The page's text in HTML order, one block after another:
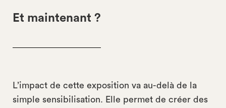
Et maintenant ?
L’impact de cette exposition va au-delà de la
simple sensibilisation. Elle permet de créer des